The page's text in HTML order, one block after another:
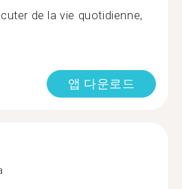
de la vie quotidienne,
앱 다운로드